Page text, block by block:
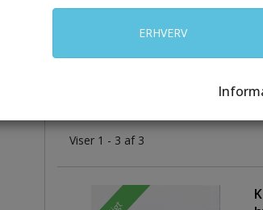
Kaffeserviet(3
Viser 1 - 3 af 3
ERHVERV